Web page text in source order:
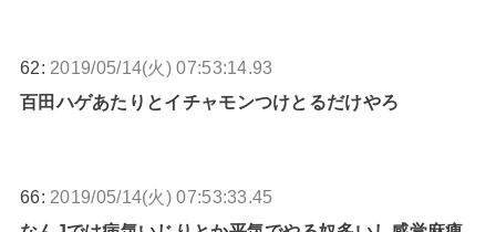
62: 2019/05/14(火) 07:53:14.93
百田ハゲあたりとイチャモンつけとるだけやろ
66: 2019/05/14(火) 07:53:33.45